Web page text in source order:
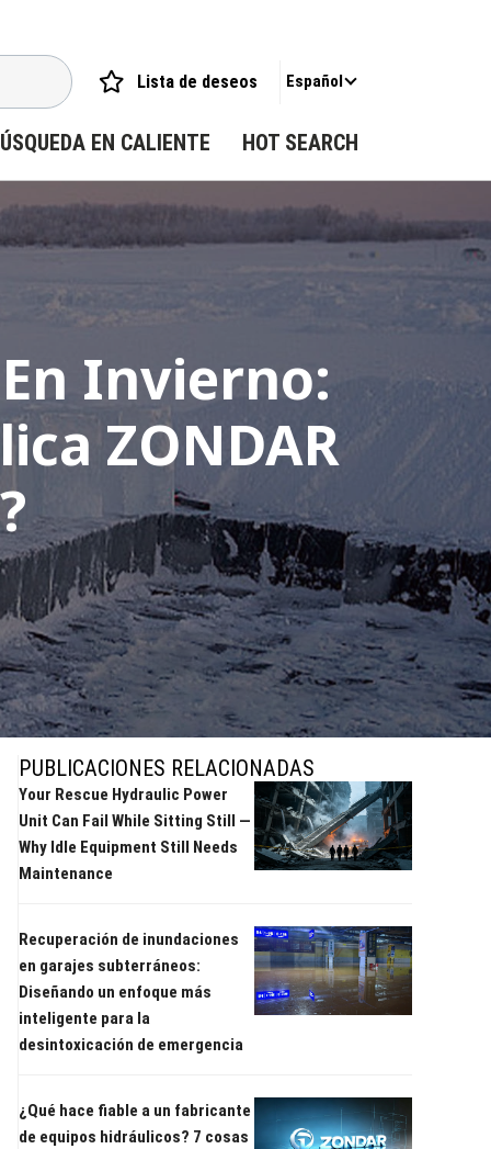
Lista de deseos Español
EN CALIENTE HOT SEARCH
Invierno:
ZONDAR
PUBLICACIONES RELACIONADAS
Your Rescue Hydraulic Power
Unit Can Fail While Sitting Still —
Why Idle Equipment Still Needs
Maintenance
Recuperación de inundaciones
en garajes subterráneos:
Diseñando un enfoque más
inteligente para la
desintoxicación de emergencia
¿Qué hace fiable a un fabricante
de equipos hidráulicos? 7 cosas